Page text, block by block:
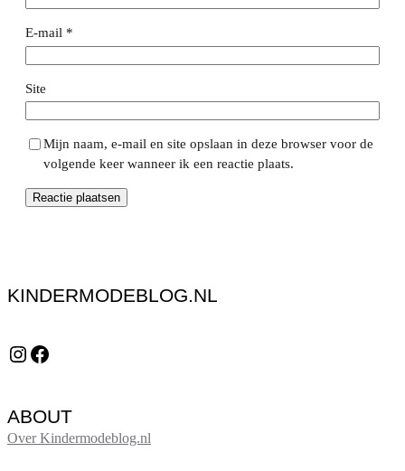
E-mail *
Site
Mijn naam, e-mail en site opslaan in deze browser voor de
volgende keer wanneer ik een reactie plaats.
KINDERMODEBLOG.NL
Instagram Facebook
ABOUT
Over Kindermodeblog.nl